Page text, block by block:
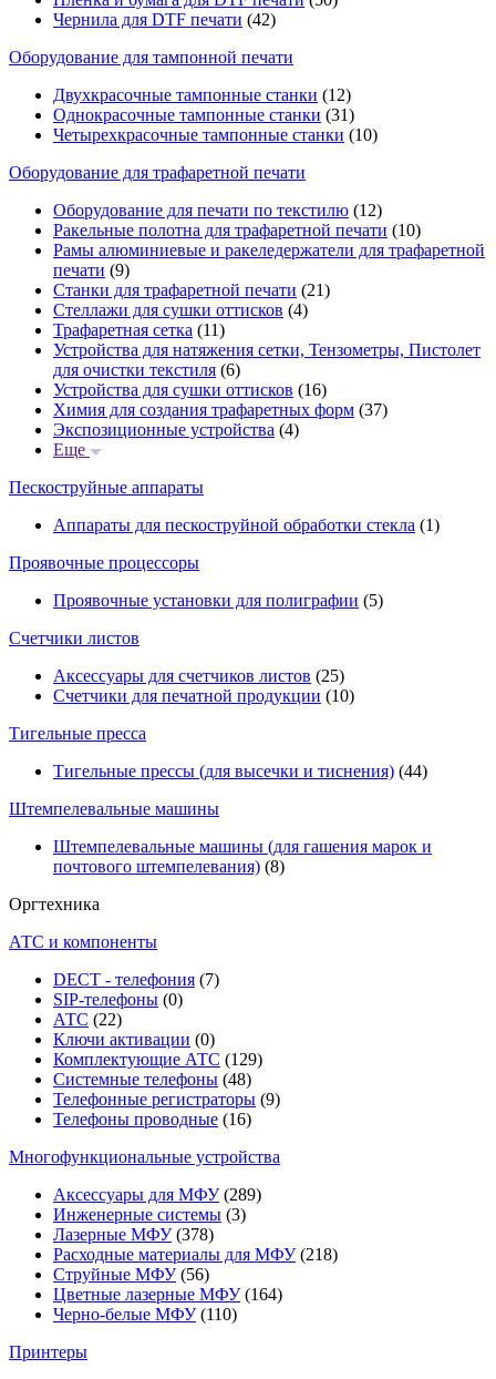
Чернила для DTF печати (42)
Оборудование для тампонной печати
Двухкрасочные тампонные станки (12)
Однокрасочные тампонные станки (31)
Четырехкрасочные тампонные станки (10)
Оборудование для трафаретной печати
Оборудование для печати по текстилю (12)
Ракельные полотна для трафаретной печати (10)
Рамы алюминиевые и ракеледержатели для трафаретной
печати (9)
Станки для трафаретной печати (21)
Стеллажи для сушки оттисков (4)
Трафаретная сетка (11)
Устройства для натяжения сетки, Тензометры, Пистолет
для очистки текстиля (6)
Устройства для сушки оттисков (16)
Химия для создания трафаретных форм (37)
Экспозиционные устройства (4)
Еще
Пескоструйные аппараты
Аппараты для пескоструйной обработки стекла (1)
Проявочные процессоры
Проявочные установки для полиграфии (5)
Счетчики листов
Аксессуары для счетчиков листов (25)
Счетчики для печатной продукции (10)
Тигельные пресса
Тигельные прессы (для высечки и тиснения) (44)
Штемпелевальные машины
Штемпелевальные машины (для гашения марок и
почтового штемпелевания) (8)
Оргтехника
АТС и компоненты
DECT - телефония (7)
SIP-телефоны (0)
АТС (22)
Ключи активации (0)
Комплектующие АТС (129)
Системные телефоны (48)
Телефонные регистраторы (9)
Телефоны проводные (16)
Многофункциональные устройства
Аксессуары для МФУ(289)
Инженерные системы (3)
Лазерные МФУ(378)
Расходные материалы для МФУ(218)
Струйные МФУ(56)
Цветные лазерные МФУ(164)
Черно-белые МФУ(110)
Принтеры